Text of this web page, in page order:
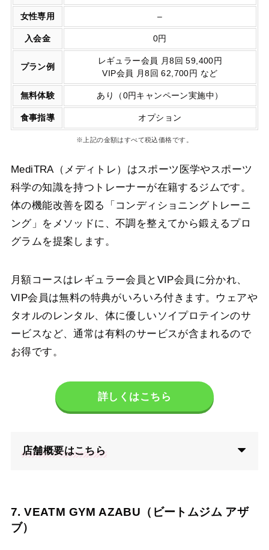
女性専用 –
入会金 0円
プラン例
レギュラー会員 月8回 59,400円
VIP会員 月8回 62,700円 など
無料体験 あり（0円キャンペーン実施中）
食事指導 オプション
※上記の金額はすべて税込価格です。
MediTRA（メディトレ）はスポーツ医学やスポーツ
科学の知識を持つトレーナーが在籍するジムです。
体の機能改善を図る「コンディショニングトレーニ
ング」をメソッドに、不調を整えてから鍛えるプロ
グラムを提案します。
月額コースはレギュラー会員とVIP会員に分かれ、
VIP会員は無料の特典がいろいろ付きます。ウェアや
タオルのレンタル、体に優しいソイプロテインのサ
ービスなど、通常は有料のサービスが含まれるので
お得です。
詳しくはこちら
店舗概要はこちら
7. VEATM GYM AZABU（ビートムジム アザ
ブ）